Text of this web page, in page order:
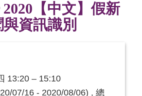
【中文】假新
與資訊識別
13:20 – 15:10
07/16 - 2020/08/06) , 總